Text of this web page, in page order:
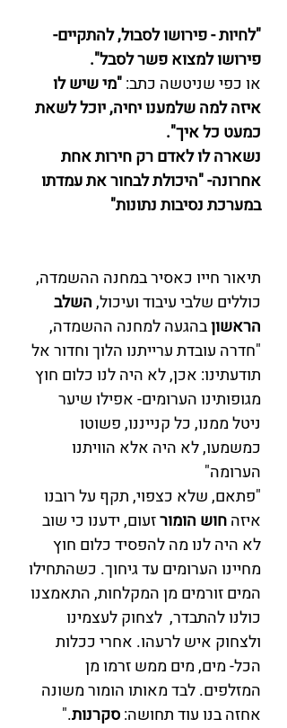
"לחיות - פירושו לסבול, להתקיים-
פירושו למצוא פשר לסבל".
או כפי שניטשה כתב: "מי שיש לו
איזה למה שלמענו יחיה, יוכל לשאת
כמעט כל איך".
נשארה לו לאדם רק חירות אחת
אחרונה- "היכולת לבחור את עמדתו
במערכת נסיבות נתונות"
תיאור חייו כאסיר במחנה ההשמדה,
כוללים שלבי עיבוד ועיכול, השלב
הראשון בהגעה למחנה ההשמדה,
"חדרה עובדת ערייתנו הלוך וחדור אל
תודעתינו: אכן, לא היה לנו כלום חוץ
מגופותינו הערומים- אפילו שיער
ניטל ממנו, כל קנייננו, פשוטו
כמשמעו, לא היה אלא הוויתנו
הערומה"
"פתאם, שלא כצפוי, תקף על רובנו
איזה חוש הומור זעום, ידענו כי שוב
לא היה לנו מה להפסיד כלום חוץ
מחיינו הערומים עד גיחוך. כשהתחילו
המים זורמים מן המקלחות, התאמצנו
כולנו להתבדר,  לצחוק לעצמינו
ולצחוק איש לרעהו. אחרי ככלות
הכל- מים, מים ממש זרמו מן
המזלפים. לבד מאותו הומור משונה
אחזה בנו עוד תחושה: סקרנות."